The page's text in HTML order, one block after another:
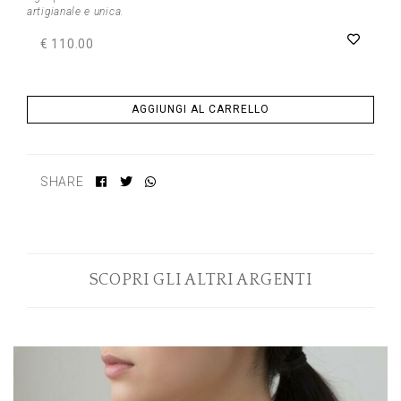
artigianale e unica.
€ 110.00
AGGIUNGI AL CARRELLO
SHARE
SCOPRI GLI ALTRI ARGENTI